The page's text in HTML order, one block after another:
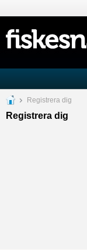
Registrera dig
Registrera dig